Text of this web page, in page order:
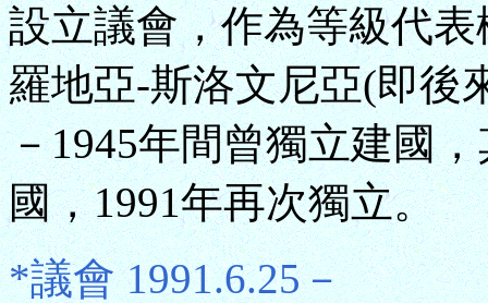
設立議會，作為等級代
羅地亞-斯洛文尼亞(即後
－1945年間曾獨立建國
國，1991年再次獨立。
*議會 1991.6.25－